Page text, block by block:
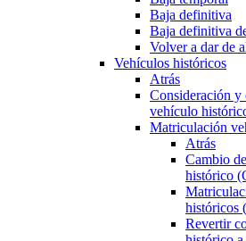
Baja definitiva
Baja definitiva
Volver a dar de
Vehículos históricos
Atrás
Consideración y
vehículo
Matriculación
Atrás
Cambio
histórico
históricos
Revertir